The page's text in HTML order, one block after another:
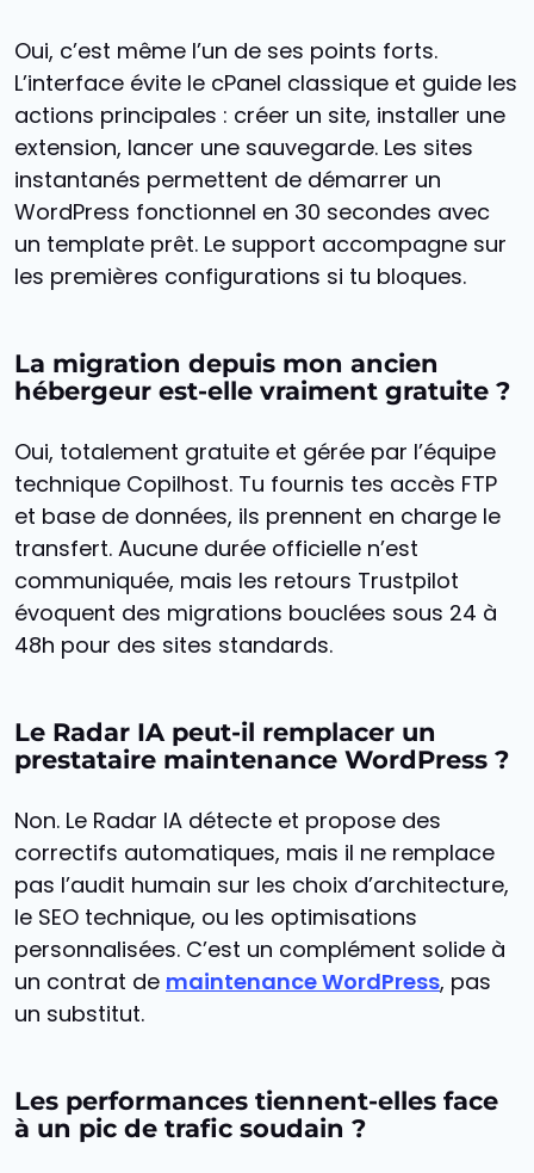
Oui, c’est même l’un de ses points forts.
L’interface évite le cPanel classique et guide les
actions principales : créer un site, installer une
extension, lancer une sauvegarde. Les sites
instantanés permettent de démarrer un
WordPress fonctionnel en 30 secondes avec
un template prêt. Le support accompagne sur
les premières configurations si tu bloques.
La migration depuis mon ancien
hébergeur est-elle vraiment gratuite ?
Oui, totalement gratuite et gérée par l’équipe
technique Copilhost. Tu fournis tes accès FTP
et base de données, ils prennent en charge le
transfert. Aucune durée officielle n’est
communiquée, mais les retours Trustpilot
évoquent des migrations bouclées sous 24 à
48h pour des sites standards.
Le Radar IA peut-il remplacer un
prestataire maintenance WordPress ?
Non. Le Radar IA détecte et propose des
correctifs automatiques, mais il ne remplace
pas l’audit humain sur les choix d’architecture,
le SEO technique, ou les optimisations
personnalisées. C’est un complément solide à
un contrat de maintenance WordPress, pas
un substitut.
Les performances tiennent-elles face
à un pic de trafic soudain ?